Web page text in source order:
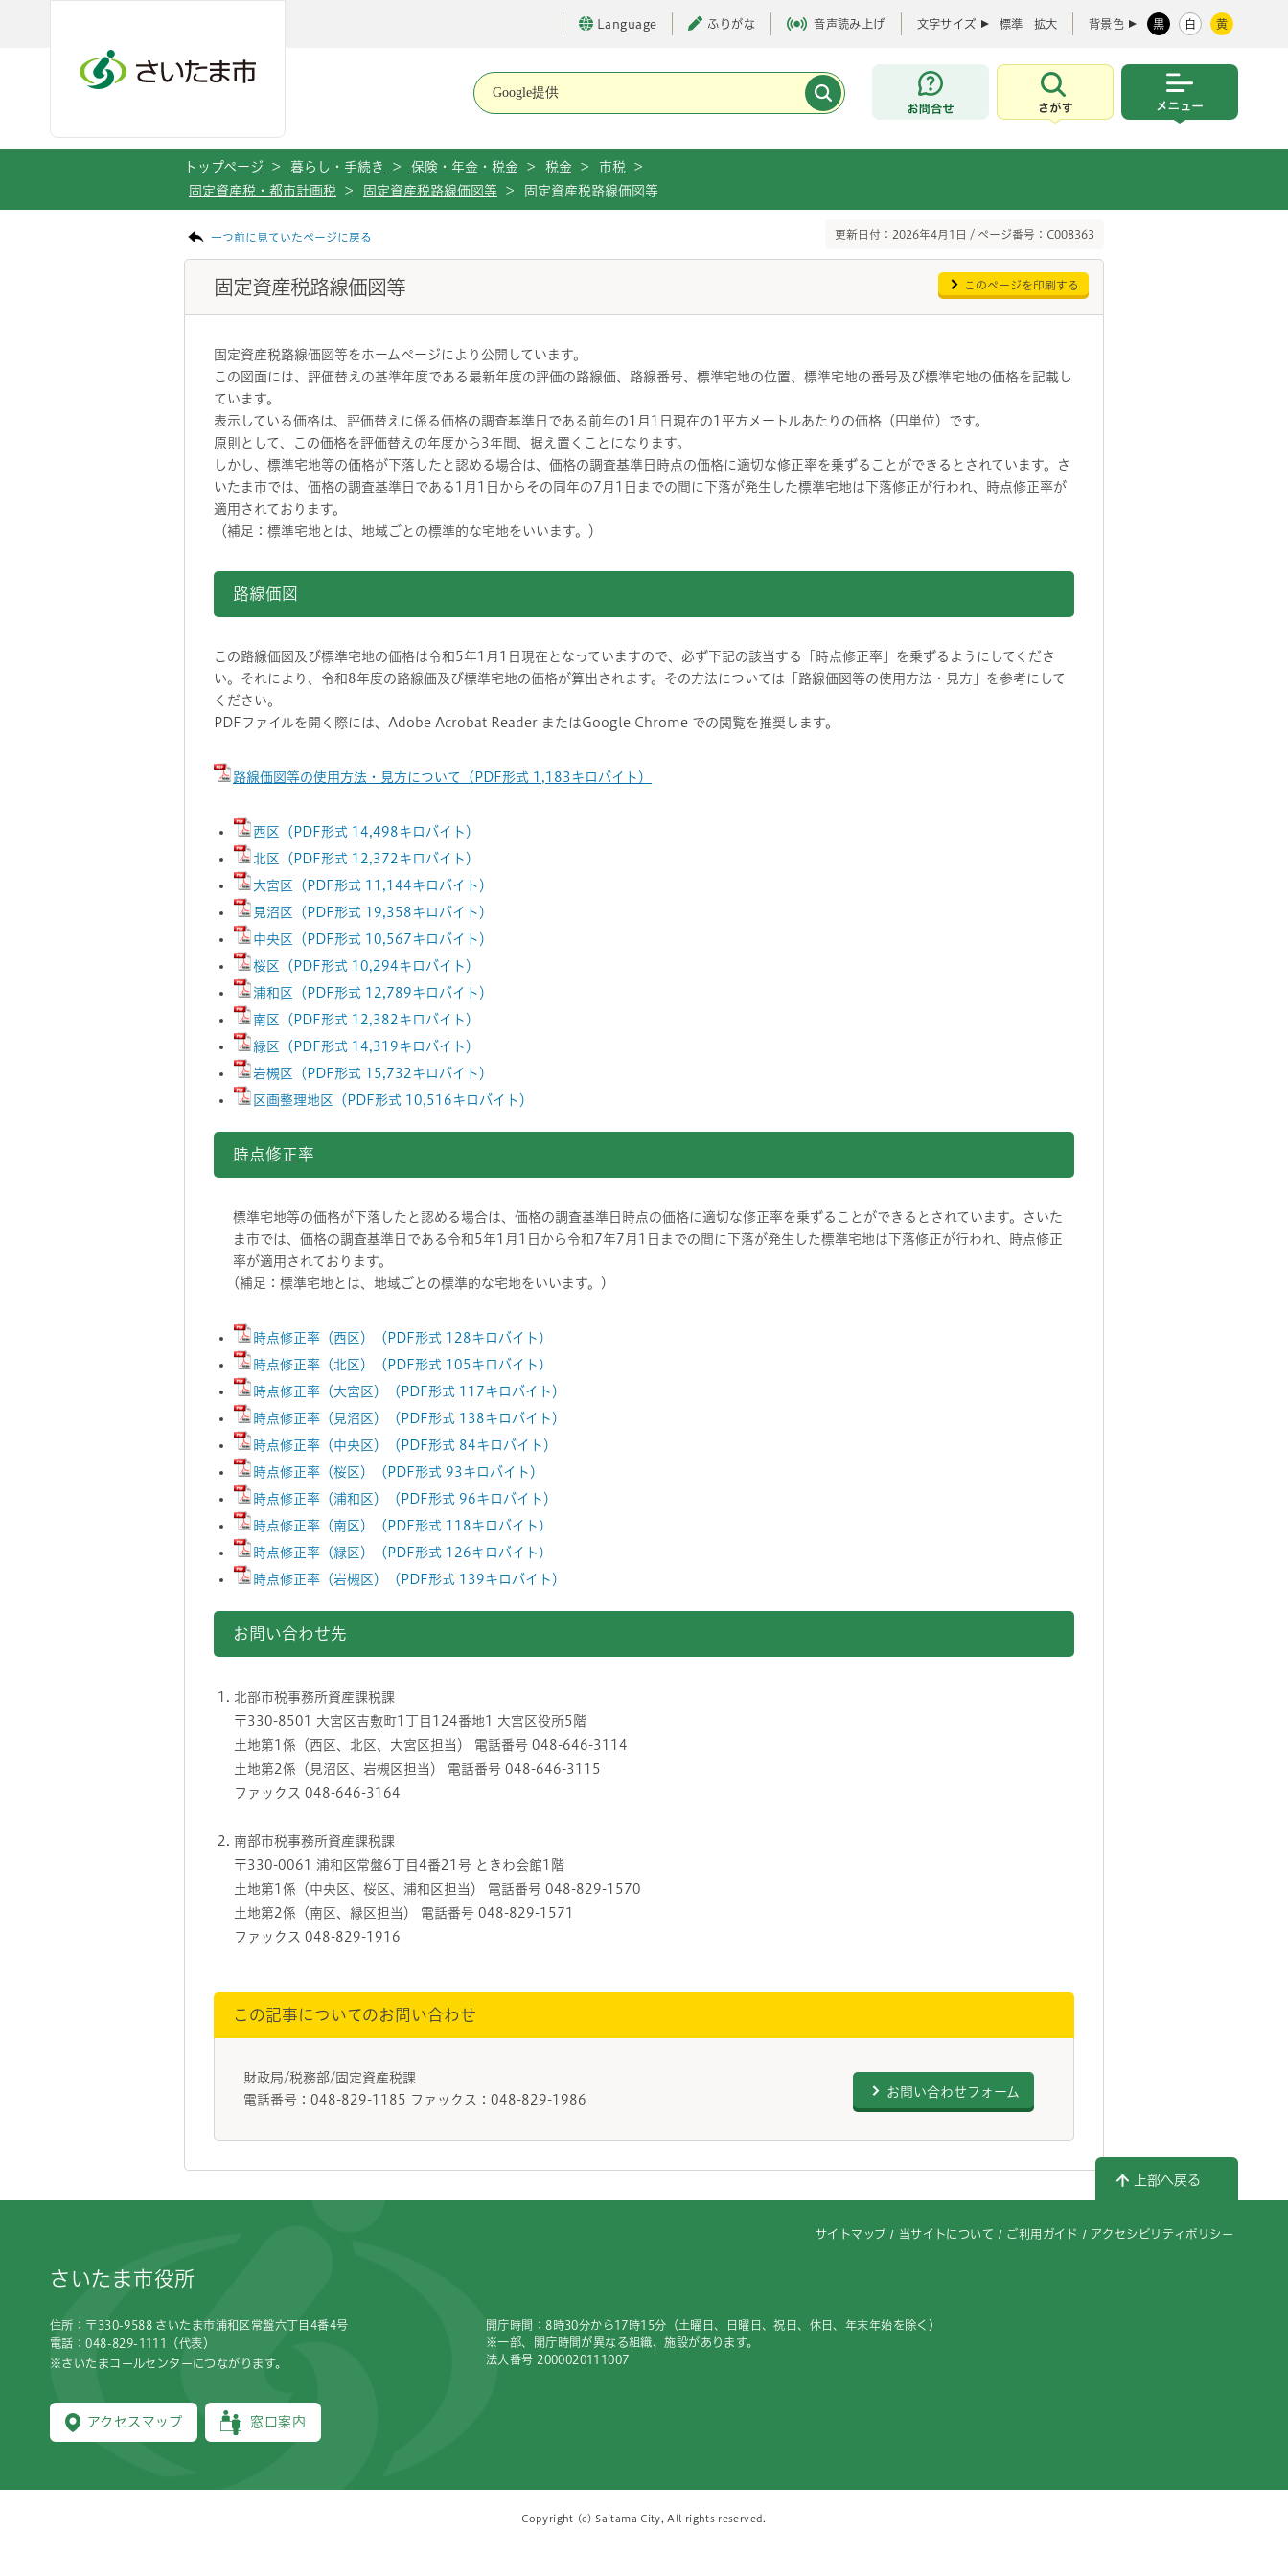
Language ふりがな 音声読み上げ 文字サイズ 標準 拡大 背景色 黒 白 黄
お問合せ
さがす
トップページ > 暮らし・手続き > 保険・年金・税金 > 税金 > 市税
>
固定資産税・都市計画税
> 固定資産税路線価図等 > 固定資産税路線価図等
一つ前に見ていたページに戻る 更新日付：2026年4月1日 / ページ番号：C008363
固定資産税路線価図等 このページを印刷する
固定資産税路線価図等をホームページにより公開しています。
この図面には、評価替えの基準年度である最新年度の評価の路線価、路線番号、標準宅地の位置、標準宅地の番号及び標準宅地の価格を記載し
ています。
表示している価格は、評価替えに係る価格の調査基準日である前年の1月1日現在の1平方メートルあたりの価格（円単位）です。
原則として、この価格を評価替えの年度から3年間、据え置くことになります。
しかし、標準宅地等の価格が下落したと認める場合は、価格の調査基準日時点の価格に適切な修正率を乗ずることができるとされています。さ
いたま市では、価格の調査基準日である1月1日からその同年の7月1日までの間に下落が発生した標準宅地は下落修正が行われ、時点修正率が
適用されております。
（補足：標準宅地とは、地域ごとの標準的な宅地をいいます。）
路線価図
この路線価図及び標準宅地の価格は令和5年1月1日現在となっていますので、必ず下記の該当する「時点修正率」を乗ずるようにしてくださ
い。それにより、令和8年度の路線価及び標準宅地の価格が算出されます。その方法については「路線価図等の使用方法・見方」を参考にして
ください。
PDFファイルを開く際には、Adobe Acrobat Reader またはGoogle Chrome での閲覧を推奨します。
路線価図等の使用方法・見方について（PDF形式 1,183キロバイト）
西区（PDF形式 14,498キロバイト）
北区（PDF形式 12,372キロバイト）
大宮区（PDF形式 11,144キロバイト）
見沼区（PDF形式 19,358キロバイト）
中央区（PDF形式 10,567キロバイト）
桜区（PDF形式 10,294キロバイト）
浦和区（PDF形式 12,789キロバイト）
南区（PDF形式 12,382キロバイト）
緑区（PDF形式 14,319キロバイト）
岩槻区（PDF形式 15,732キロバイト）
区画整理地区（PDF形式 10,516キロバイト）
時点修正率
標準宅地等の価格が下落したと認める場合は、価格の調査基準日時点の価格に適切な修正率を乗ずることができるとされています。さいた
ま市では、価格の調査基準日である令和5年1月1日から令和7年7月1日までの間に下落が発生した標準宅地は下落修正が行われ、時点修正
率が適用されております。
(補足：標準宅地とは、地域ごとの標準的な宅地をいいます。)
時点修正率（西区）（PDF形式 128キロバイト）
時点修正率（北区）（PDF形式 105キロバイト）
時点修正率（大宮区）（PDF形式 117キロバイト）
時点修正率（見沼区）（PDF形式 138キロバイト）
時点修正率（中央区）（PDF形式 84キロバイト）
時点修正率（桜区）（PDF形式 93キロバイト）
時点修正率（浦和区）（PDF形式 96キロバイト）
時点修正率（南区）（PDF形式 118キロバイト）
時点修正率（緑区）（PDF形式 126キロバイト）
時点修正率（岩槻区）（PDF形式 139キロバイト）
お問い合わせ先
北部市税事務所資産課税課
〒330-8501 大宮区吉敷町1丁目124番地1 大宮区役所5階
土地第1係（西区、北区、大宮区担当） 電話番号 048-646-3114
土地第2係（見沼区、岩槻区担当） 電話番号 048-646-3115
ファックス 048-646-3164
南部市税事務所資産課税課
〒330-0061 浦和区常盤6丁目4番21号 ときわ会館1階
土地第1係（中央区、桜区、浦和区担当） 電話番号 048-829-1570
土地第2係（南区、緑区担当） 電話番号 048-829-1571
ファックス 048-829-1916
この記事についてのお問い合わせ
財政局/税務部/固定資産税課
電話番号：048-829-1185 ファックス：048-829-1986
お問い合わせフォーム
上部へ戻る
サイトマップ 当サイトについて ご利用ガイド アクセシビリティポリシー
さいたま市役所
住所：〒330-9588 さいたま市浦和区常盤六丁目4番4号
電話：048-829-1111（代表）
※さいたまコールセンターにつながります。
アクセスマップ 窓口案内
開庁時間：8時30分から17時15分（土曜日、日曜日、祝日、休日、年末年始を除く）
※一部、開庁時間が異なる組織、施設があります。
法人番号 2000020111007
Copyright (c) Saitama City, All rights reserved.